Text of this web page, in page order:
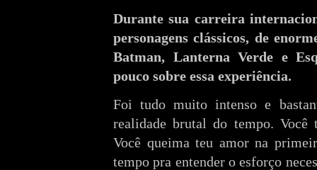
Durante sua carreira
personagens clássicos, de
Batman, Lanterna Verde e
pouco sobre essa experiência.
Foi tudo muito intenso e
realidade brutal do tempo. Você
Você queima teu amor na
tempo pra entender o esforço